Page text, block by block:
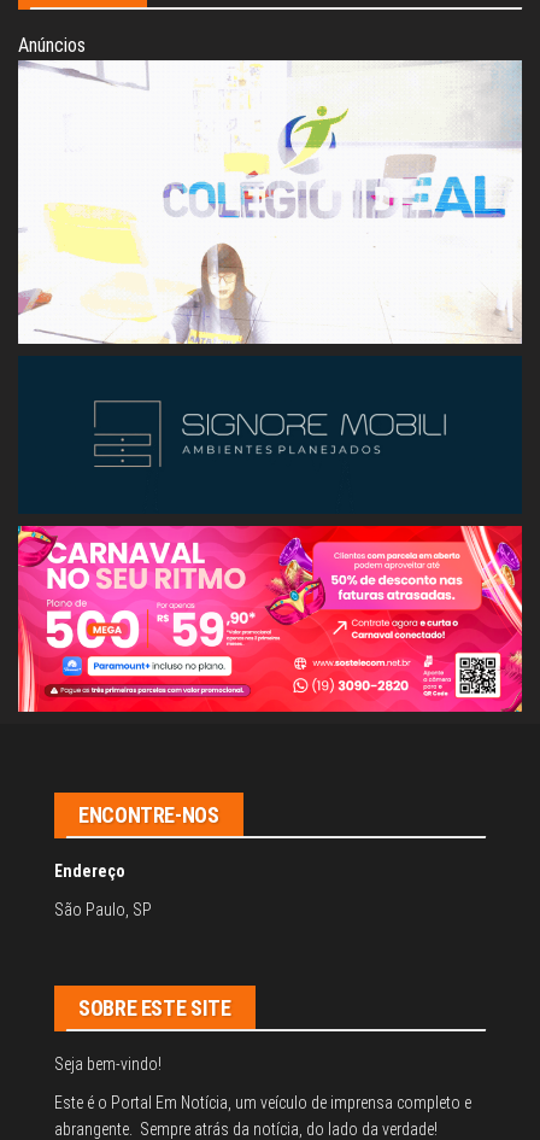
Anúncios
ENCONTRE-NOS
Endereço
São Paulo, SP
SOBRE ESTE SITE
Seja bem-vindo!
Este é o Portal Em Notícia, um veículo de imprensa completo e
abrangente. Sempre atrás da notícia, do lado da verdade!